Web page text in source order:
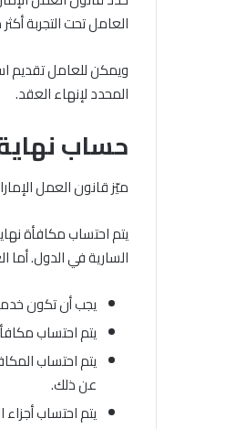
العامل تحت التجربة
المحدد لإنهاء العقد.
حساب
ميّز قانون العمل
يتم احتساب مكافأة
السارية في الدول. أما
يجب أن تكون
يتم احتساب
عن ذلك.
يتم احتساب